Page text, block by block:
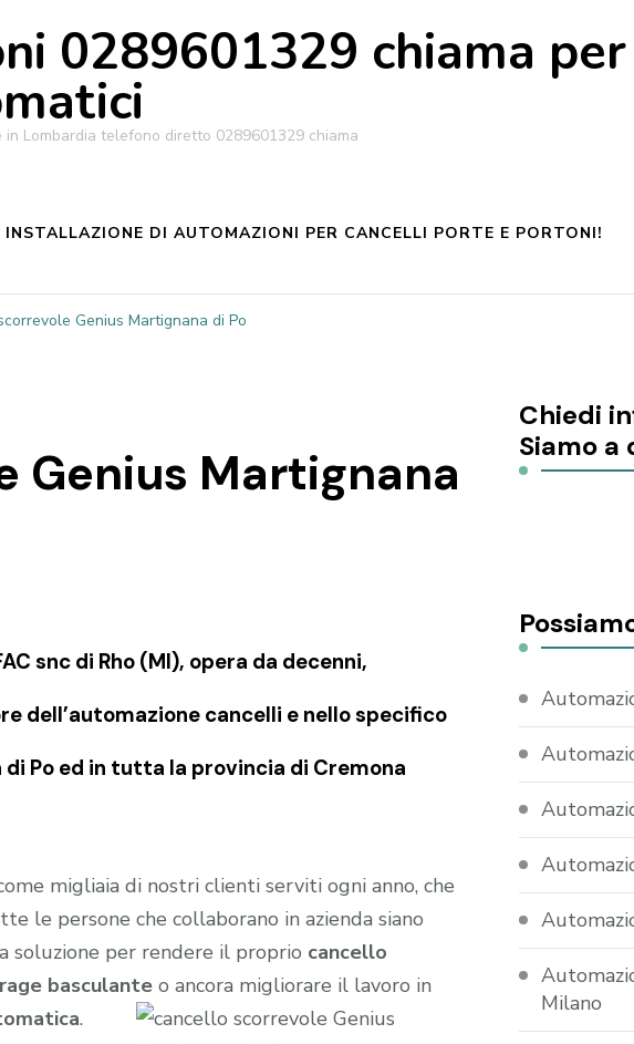
0289601329 chiama
Lombardia telefono diretto 0289601329 chiama
DI AUTOMAZIONI PER CANCELLI PORTE E PORTONI!
Genius Martignana di Po
Genius Martignana
snc di Rho (MI), opera da decenni,
dell’automazione cancelli e nello specifico
Po ed in tutta la provincia di Cremona
migliaia di nostri clienti serviti ogni anno, che
le persone che collaborano in azienda siano
per rendere il proprio cancello
basculante o ancora migliorare il lavoro in
.
Chiedi
Siamo a
Milano